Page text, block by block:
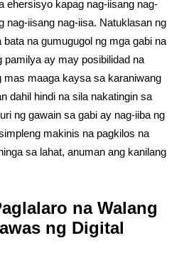
ehersisyo kapag nag-iisang nag-
nag-iisang nag-iisa. Natuklasan ng
na gumugugol ng mga gabi na
pamilya ay may posibilidad na
mas maaga kaysa sa karaniwang
dahil hindi na sila nakatingin sa
ng gawain sa gabi ay nag-iiba ng
makinis na pagkilos na
sa lahat, anuman ang kanilang
na Walang
ng Digital